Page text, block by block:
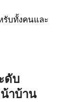
รับทั้งคนและ
ดับ
าบ้าน